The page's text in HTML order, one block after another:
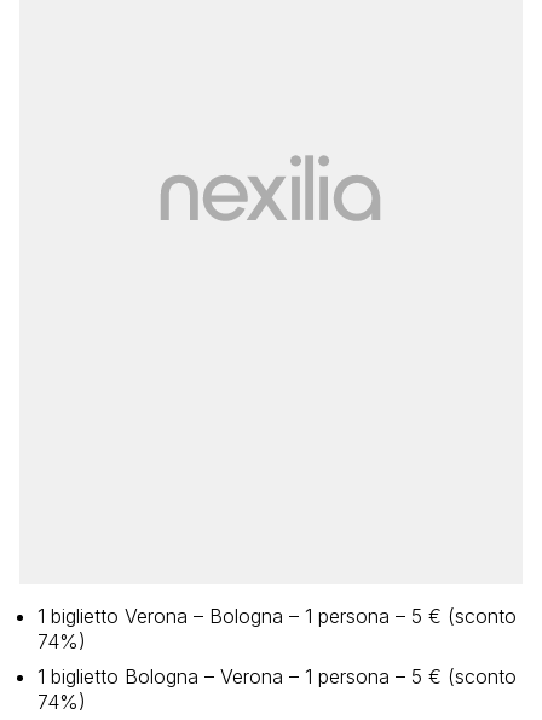
1 biglietto Verona – Bologna – 1 persona – 5 € (sconto
74%)
1 biglietto Bologna – Verona – 1 persona – 5 € (sconto
74%)